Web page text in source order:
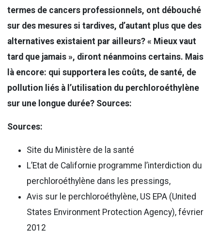
termes de cancers professionnels, ont débouché
sur des mesures si tardives, d’autant plus que des
alternatives existaient par ailleurs? « Mieux vaut
tard que jamais », diront néanmoins certains. Mais
là encore: qui supportera les coûts, de santé, de
pollution liés à l’utilisation du perchloroéthylène
sur une longue durée? Sources:
Sources:
Site du Ministère de la santé
L’Etat de Californie programme l’interdiction du
perchloroéthylène dans les pressings,
Avis sur le perchloroéthylène, US EPA (United
States Environment Protection Agency), février
2012